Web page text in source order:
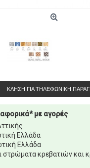
ΚΛΉΣΗ ΓΙΑ ΤΗΛΕΦΩΝΙΚΉ
με αγορές
Ελλάδα
Ελλάδα
στρώματα κρεβατιών και